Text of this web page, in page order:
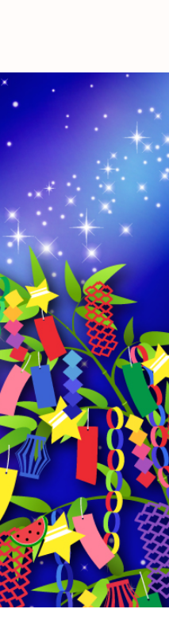
これから
記事検索